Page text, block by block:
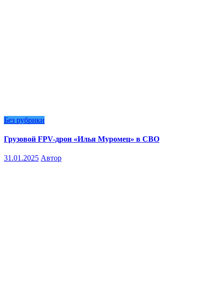
Без рубрики
Грузовой FPV-дрон «Илья Муромец» в СВО
31.01.2025 Автор